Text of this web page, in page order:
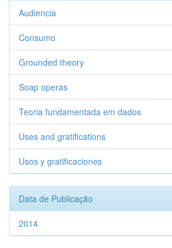
Audiencia
Consumo
Grounded theory
Soap operas
Teoria fundamentada em dados
Uses and gratifications
Usos y gratificaciones
Data de Publicação
2014